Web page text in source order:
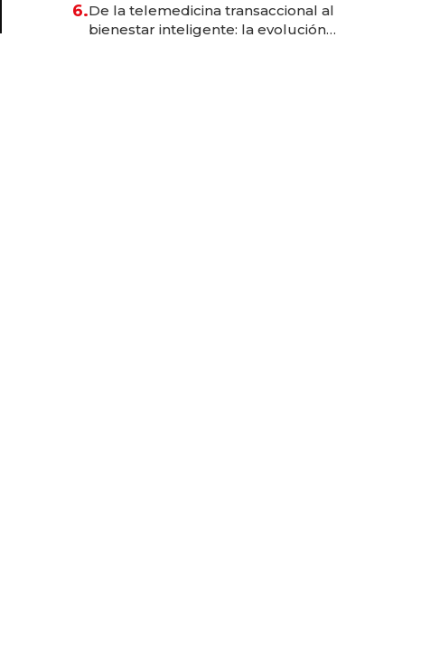
6.De la telemedicina transaccional al
bienestar inteligente: la evolución